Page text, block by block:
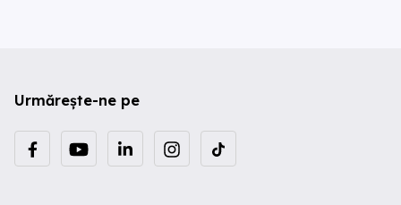
Urmărește-ne pe